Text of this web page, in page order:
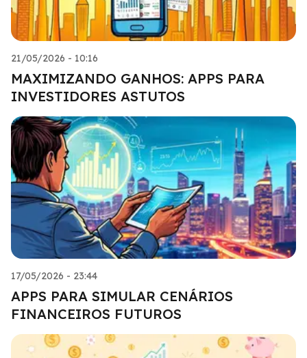
21/05/2026 - 10:16
MAXIMIZANDO GANHOS: APPS PARA
INVESTIDORES ASTUTOS
17/05/2026 - 23:44
APPS PARA SIMULAR CENÁRIOS
FINANCEIROS FUTUROS